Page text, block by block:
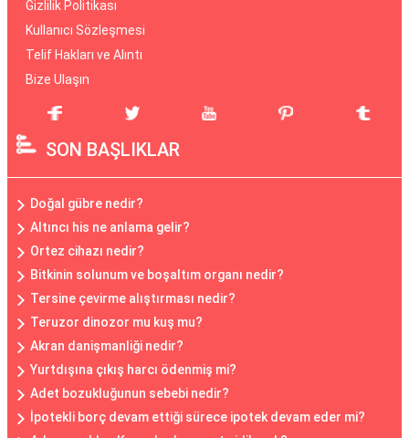
Gizlilik Politikası
Kullanıcı Sözleşmesi
Telif Hakları ve Alıntı
Bize Ulaşın
SON BAŞLIKLAR
Doğal gübre nedir?
Altıncı his ne anlama gelir?
Ortez cihazı nedir?
Bitkinin solunum ve boşaltım organı nedir?
Tersine çevirme alıştırması nedir?
Teruzor dinozor mu kuş mu?
Akran danişmanliği nedir?
Yurtdışına çıkış harcı ödenmiş mi?
Adet bozukluğunun sebebi nedir?
İpotekli borç devam ettiği sürece ipotek devam eder mi?